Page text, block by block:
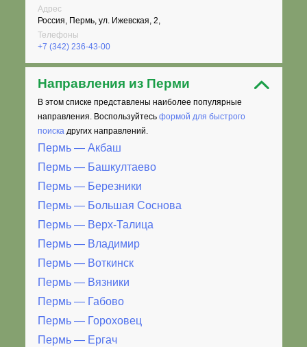
Адрес
Россия, Пермь, ул. Ижевская, 2,
Телефоны
+7 (342) 236-43-00
Направления из Перми
В этом списке представлены наиболее популярные
направления. Воспользуйтесьформой для быстрого
поиска других направлений.
Пермь — Акбаш
Пермь — Башкултаево
Пермь — Березники
Пермь — Большая Соснова
Пермь — Верх-Талица
Пермь — Владимир
Пермь — Воткинск
Пермь — Вязники
Пермь — Габово
Пермь — Гороховец
Пермь — Ергач